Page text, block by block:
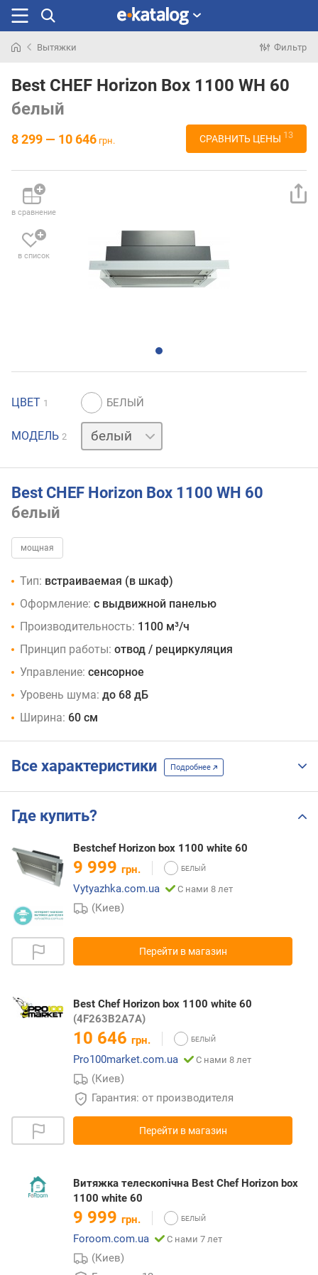
раньше
Вытяжки Фильтр
Best CHEF Horizon Box 1100 WH 60
белый
8 299 — 10 646 грн. СРАВНИТЬ ЦЕНЫ 13
в сравнение
в список
ЦВЕТ 1
МОДЕЛЬ 2
черный
Best CHEF Horizon Box 1100 WH 60
белый
мощная
Тип: встраиваемая (в шкаф)
Оформление: с выдвижной панелью
Производительность: 1100 м³/ч
Принцип работы: отвод / рециркуляция
Управление: сенсорное
Уровень шума: до 68 дБ
Ширина: 60 см
Все характеристики Подробнее
Где купить?
Bestchef Horizon box 1100 white 60
9 999 грн.
Vytyazhka.com.ua
С нами 8 лет
(Киев)
Перейти в магазин
Best Chef Horizon box 1100 white 60
(4F263B2A7A)
10 646 грн.
Pro100market.com.ua
С нами 8 лет
(Киев)
Гарантия: от производителя
Перейти в магазин
Витяжка телескопічна Best Chef Horizon box
1100 white 60
9 999 грн.
Foroom.com.ua
С нами 7 лет
(Киев)